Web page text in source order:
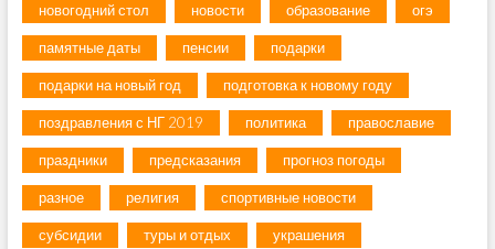
новогодний стол новости образование огэ
памятные даты пенсии подарки
подарки на новый год подготовка к новому году
поздравления с НГ 2019 политика православие
праздники предсказания прогноз погоды
разное религия спортивные новости
субсидии туры и отдых украшения